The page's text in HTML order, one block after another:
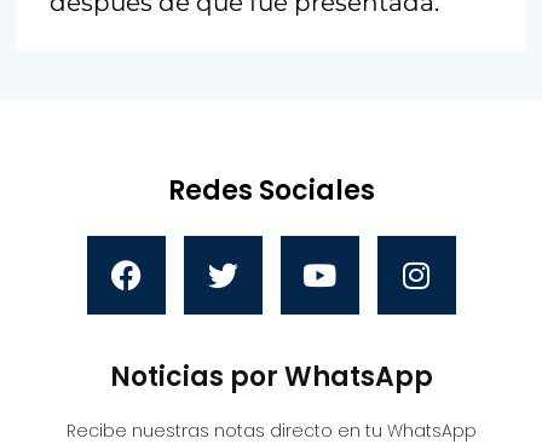
Redes Sociales
Noticias por WhatsApp
Recibe nuestras notas directo en tu WhatsApp